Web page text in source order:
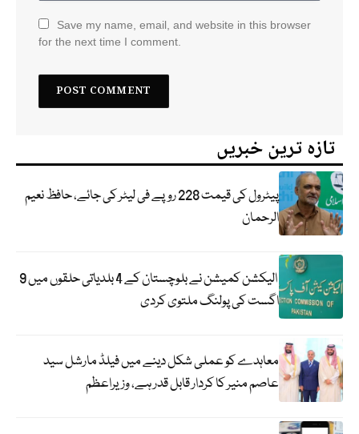
Save my name, email, and website in this browser
for the next time I comment.
تازہ ترین خبریں
پیٹرول کی قیمت 228 روپے فی لیٹر کی جائے، حافظ نعیم
الرحمان
الیکشن کمیشن نے بلوچستان کے 4 بلدیاتی حلقوں میں 9
اگست کی پولنگ ملتوی کردی
معاہدے کو عملی شکل دینے میں فیلڈ مارشل سید
عاصم منیر کا کردار قابل قدر ہے، وزیراعظم